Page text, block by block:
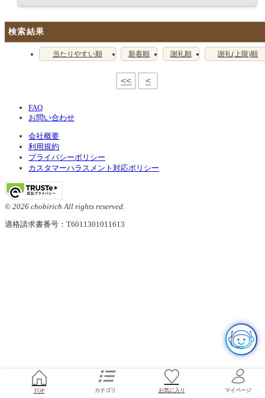
検索結果
当たりやすい順 新着順 謝礼順 謝礼(上限)順
<< <
FAQ
お問い合わせ
会社概要
利用規約
プライバシーポリシー
カスタマーハラスメント対応ポリシー
© 2026 chobirich All rights reserved.
適格請求書番号：T6011301011613
TOP お気に入り